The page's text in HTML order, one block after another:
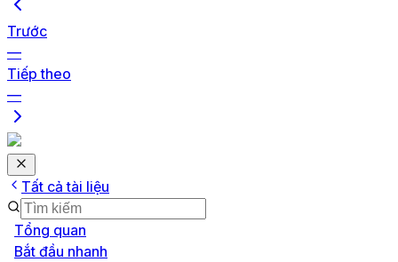
Trước
—
Tiếp theo
—
Tất cả tài liệu
Tổng quan
Bắt đầu nhanh